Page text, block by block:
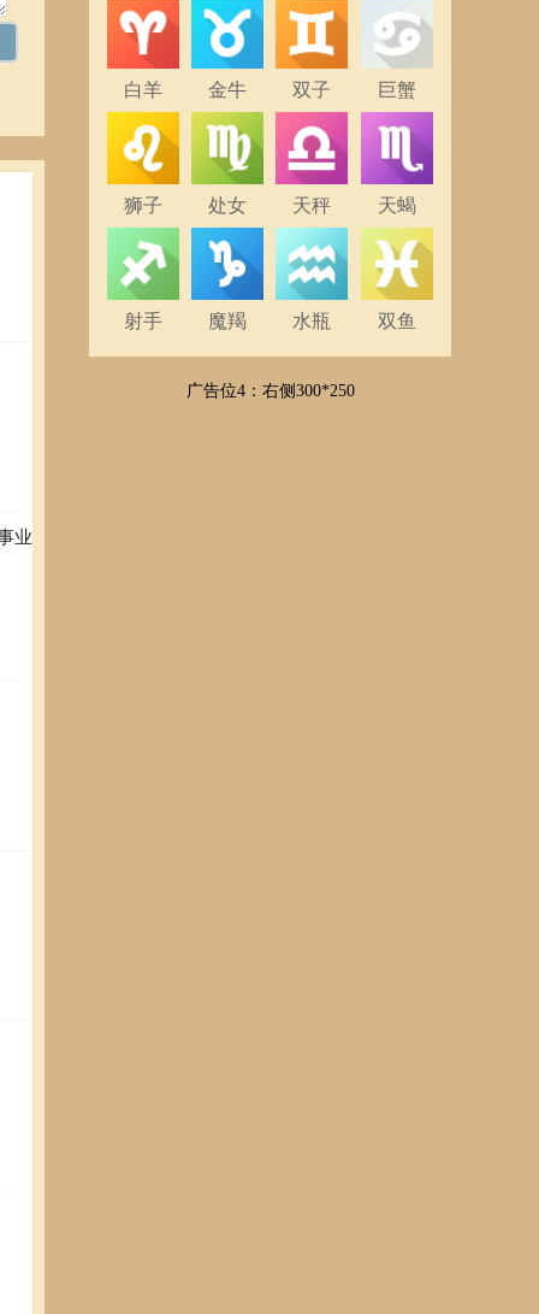
业
白羊 金牛 双子 巨蟹
狮子 处女 天秤 天蝎
射手 魔羯 水瓶 双鱼
广告位4：右侧300*250